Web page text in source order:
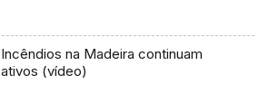
Incêndios na Madeira continuam
ativos (vídeo)